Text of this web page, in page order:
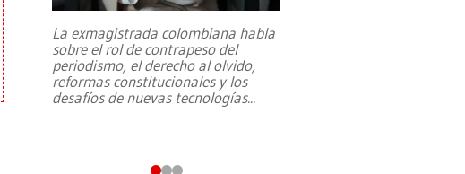
La exmagistrada colombiana habla
sobre el rol de contrapeso del
periodismo, el derecho al olvido,
reformas constitucionales y los
desafíos de nuevas tecnologías...